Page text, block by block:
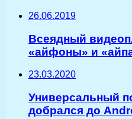
26.06.2019
Всеядный
«айфоны» и
23.03.2020
Универсальный
добрался до